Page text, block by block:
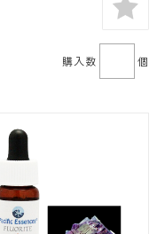
購入数 個